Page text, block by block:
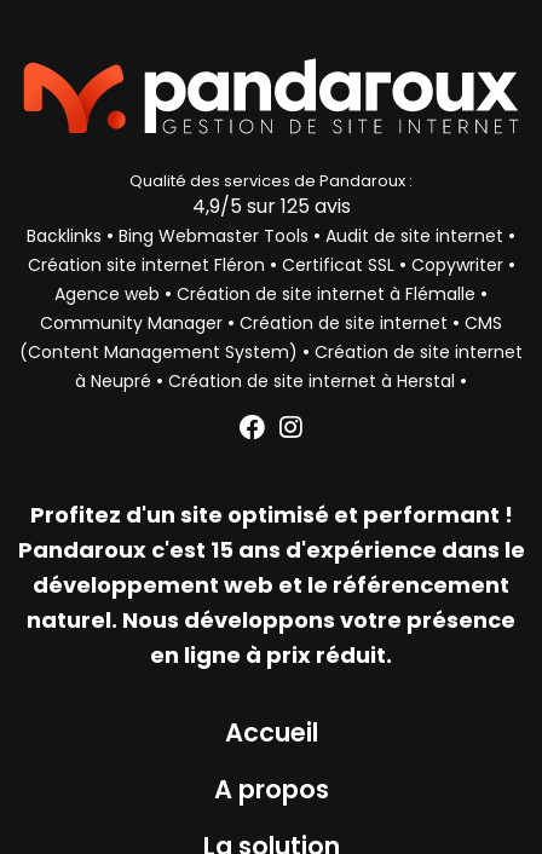
Qualité des services de Pandaroux :
4,9/5 sur125avis
Backlinks • Bing Webmaster Tools • Audit de site internet •
Création site internet Fléron • Certificat SSL• Copywriter•
Agence web • Création de site internet à Flémalle •
Community Manager • Création de site internet • CMS
(Content Management System) • Création de site internet
à Neupré • Création de site internet à Herstal •
Profitez d'un site optimisé et performant !
Pandaroux c'est 15 ans d'expérience dans le
développement web et le référencement
naturel. Nous développons votre présence
en ligne à prix réduit.
Accueil
A propos
La solution